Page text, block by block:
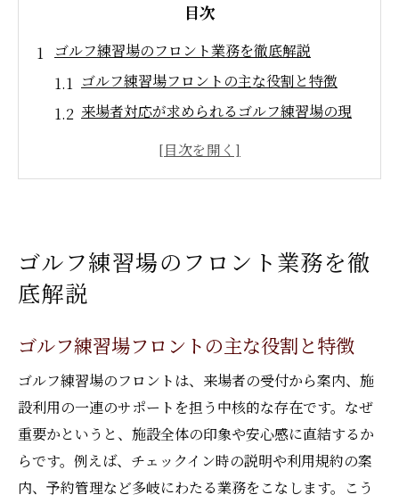
目次
ゴルフ練習場のフロント業務を徹底解説
ゴルフ練習場フロントの主な役割と特徴
来場者対応が求められるゴルフ練習場の現
イント
快適な利用を支える情報提供と案内力とは
事例
安心して選べる茨城県のゴルフ練習場情報
信頼できるゴルフ練習場の選び方基準
ゴルフ練習場の安全対策と利用時の注意点
茨城県で安心して通える施設の特徴を紹介
口コミで高評価のゴルフ練習場は何が違う
ゴルフ練習場のフロント業務を徹
底解説
ゴルフ練習場フロントの主な役割と特徴
ゴルフ練習場のフロントは、来場者の受付から案内、施
設利用の一連のサポートを担う中核的な存在です。なぜ
重要かというと、施設全体の印象や安心感に直結するか
らです。例えば、チェックイン時の説明や利用規約の案
内、予約管理など多岐にわたる業務をこなします。こう